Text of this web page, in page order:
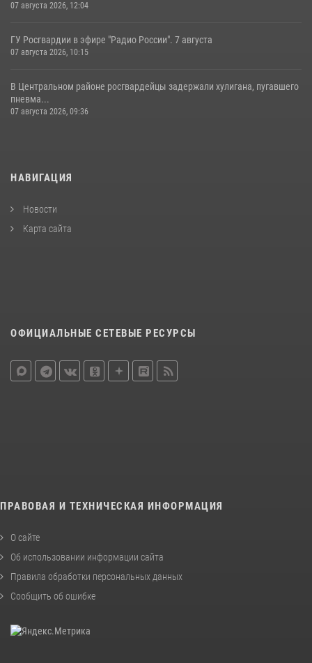
07 августа 2026, 12:04
ГУ Росгвардии в эфире "Радио России". 7 августа
07 августа 2026, 10:15
В Центральном районе росгвардейцы задержали хулигана, пугавшего
пневма...
07 августа 2026, 09:36
НАВИГАЦИЯ
Новости
Карта сайта
ОФИЦИАЛЬНЫЕ СЕТЕВЫЕ РЕСУРСЫ
ПРАВОВАЯ И ТЕХНИЧЕСКАЯ ИНФОРМАЦИЯ
О сайте
Об использовании информации сайта
Правила обработки персональных данных
Сообщить об ошибке